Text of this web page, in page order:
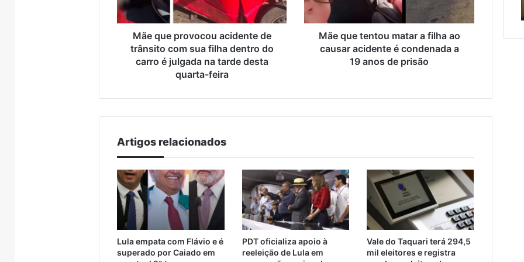
sua
filha
dentro
desta
feira
Mãe que provocou acidente de
trânsito com sua filha dentro do
carro é julgada na tarde desta
quarta-feira
causar
acidente
condenada
Mãe que tentou matar a filha ao
causar acidente é condenada a
19 anos de prisão
Artigos relacionados
Lula empata com Flávio e é
superado por Caiado em
PDT oficializa apoio à
reeleição de Lula em
Vale do Taquari terá 294,5
mil eleitores e registra
resgatados em Canoas
entre
Muçum
e
Encantado
Encantado
de cuidar